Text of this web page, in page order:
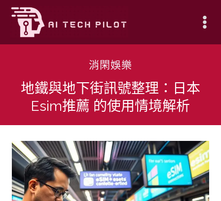
Skip
content
消閑娛樂
地鐵與地下街訊號整理：日本
Esim推薦 的使用情境解析